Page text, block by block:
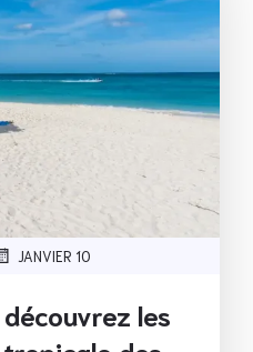
JANVIER 10
les